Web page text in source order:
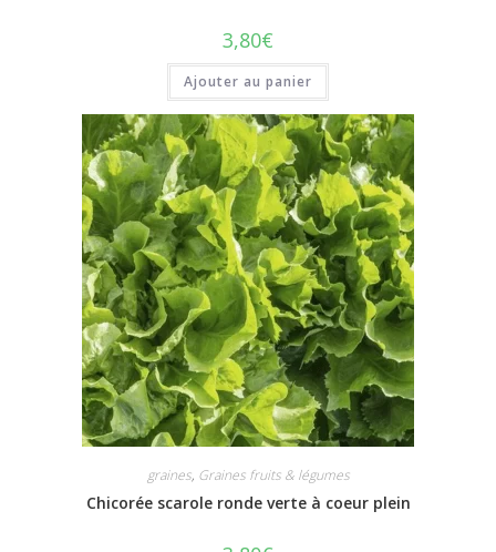
3,80€
Ajouter au panier
graines, Graines fruits & légumes
Chicorée scarole ronde verte à coeur plein